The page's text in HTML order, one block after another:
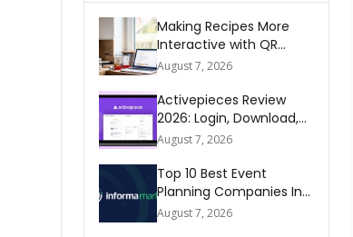
Making Recipes More
Interactive with QR
Codes
August 7, 2026
Activepieces Review
2026: Login, Download,
AI, Pricing, Automation &
August 7, 2026
Top 10 Best Event
Planning Companies In
The World 2026
August 7, 2026